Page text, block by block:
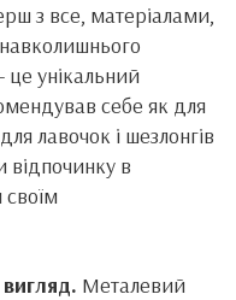
з все, матеріалами,
унікальний
себе як для
лавочок і шезлонгів
відпочинку в
Металевий